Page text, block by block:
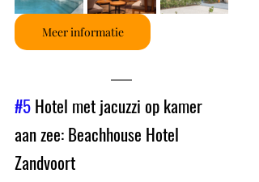
Meer informatie
#5 Hotel met jacuzzi op kamer
aan zee: Beachhouse Hotel
Zandvoort